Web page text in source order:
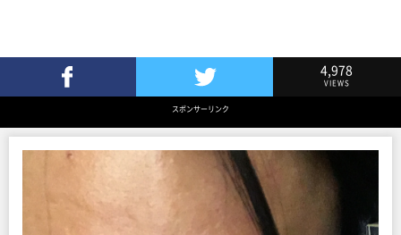
Twitterでツイート
4,978
VIEWS
スポンサーリンク